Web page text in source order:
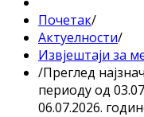
Почетак/
Актуелности/
Извјештаји за
/Преглед
периоду од
06.07.2026.